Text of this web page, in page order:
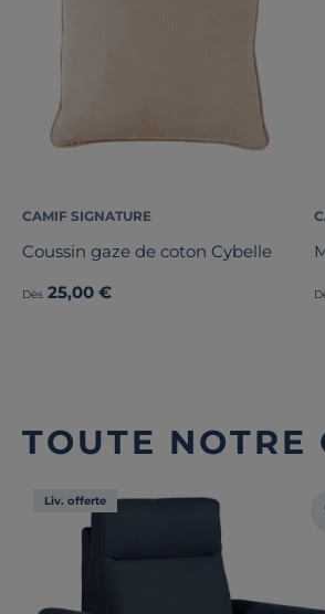
CAMIF SIGNATURE
Coussin gaze de coton Cybelle
Dès 25,00 €
TOUTE NOTRE
Liv. offerte